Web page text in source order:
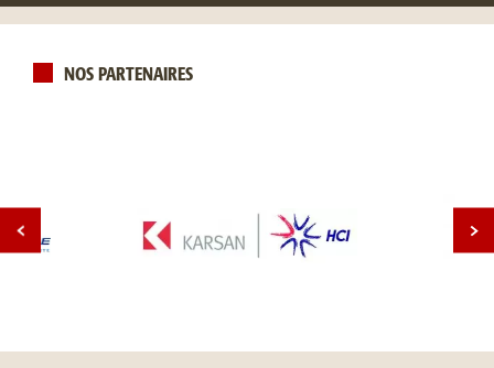
NOS PARTENAIRES